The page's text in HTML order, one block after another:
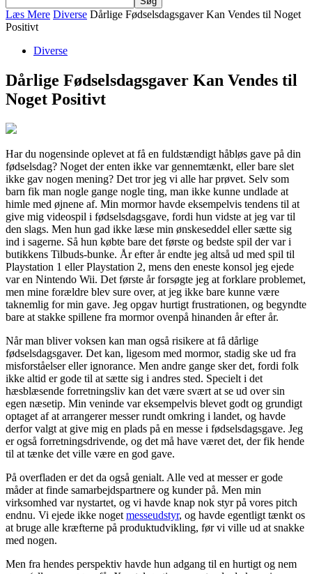
Læs Mere Diverse Dårlige Fødselsdagsgaver Kan Vendes til Noget
Positivt
Diverse
Dårlige Fødselsdagsgaver Kan Vendes til
Noget Positivt
Har du nogensinde oplevet at få en fuldstændigt håbløs gave på din
fødselsdag? Noget der enten ikke var gennemtænkt, eller bare slet
ikke gav nogen mening? Det tror jeg vi alle har prøvet. Selv som
barn fik man nogle gange nogle ting, man ikke kunne undlade at
himle med øjnene af. Min mormor havde eksempelvis tendens til at
give mig videospil i fødselsdagsgave, fordi hun vidste at jeg var til
den slags. Men hun gad ikke læse min ønskeseddel eller sætte sig
ind i sagerne. Så hun købte bare det første og bedste spil der var i
butikkens Tilbuds-bunke. År efter år endte jeg altså ud med spil til
Playstation 1 eller Playstation 2, mens den eneste konsol jeg ejede
var en Nintendo Wii. Det første år forsøgte jeg at forklare problemet,
men mine forældre blev sure over, at jeg ikke bare kunne være
taknemlig for min gave. Jeg opgav hurtigt frustrationen, og begyndte
bare at stakke spillene fra mormor ovenpå hinanden år efter år.
Når man bliver voksen kan man også risikere at få dårlige
fødselsdagsgaver. Det kan, ligesom med mormor, stadig ske ud fra
misforståelser eller ignorance. Men andre gange sker det, fordi folk
ikke altid er gode til at sætte sig i andres sted. Specielt i det
hæsblæsende forretningsliv kan det være svært at se ud over sin
egen næsetip. Min veninde var eksempelvis blevet godt og grundigt
optaget af at arrangerer messer rundt omkring i landet, og havde
derfor valgt at give mig en plads på en messe i fødselsdagsgave. Jeg
er også forretningsdrivende, og det må have været det, der fik hende
til at tænke det ville være en god gave.
På overfladen er det da også genialt. Alle ved at messer er gode
måder at finde samarbejdspartnere og kunder på. Men min
virksomhed var nystartet, og vi havde knap nok styr på vores pitch
endnu. Vi ejede ikke noget messeudstyr, og havde egentligt tænkt os
at bruge alle kræfterne på produktudvikling, før vi ville ud at snakke
med nogen.
Men fra hendes perspektiv havde hun adgang til en hurtigt og nem